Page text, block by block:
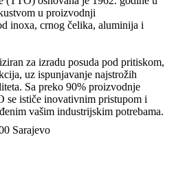
u proizvodnji
inoxa, crnog čelika, aluminija i
za izradu posuda pod pritiskom,
uz ispunjavanje najstrožih
Sa preko 90% proizvodnje
se ističe inovativnim pristupom i
vašim industrijskim potrebama.
Sarajevo